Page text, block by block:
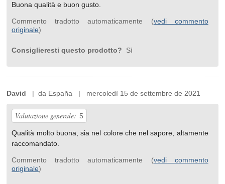
Buona qualità e buon gusto.
Commento tradotto automaticamente (vedi commento
originale)
Consiglieresti questo prodotto? Sì
David | da España | mercoledì 15 de settembre de 2021
Valutazione generale: 5
Qualità molto buona, sia nel colore che nel sapore, altamente
raccomandato.
Commento tradotto automaticamente (vedi commento
originale)